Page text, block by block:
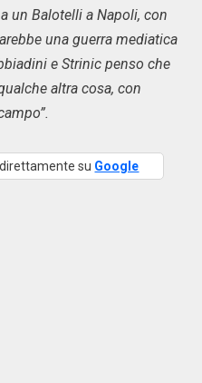
un Balotelli a Napoli, con
una guerra mediatica
e Strinic penso che
altra cosa, con
direttamente su Google